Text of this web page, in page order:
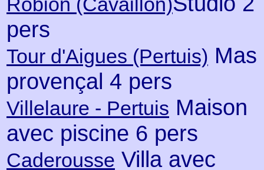
Robion (Cavaillon)
pers
Tour d'Aigues (Pertuis) Mas
provençal 4 pers
Villelaure - Pertuis Maison
avec piscine 6 pers
Caderousse Villa avec